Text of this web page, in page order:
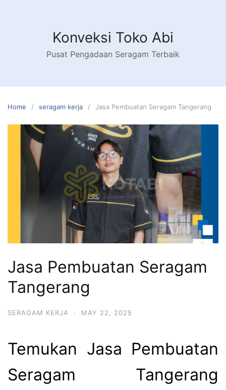
Konveksi Toko Abi
Pusat Pengadaan Seragam Terbaik
Home seragam kerja Jasa Pembuatan Seragam Tangerang
Jasa Pembuatan Seragam
Tangerang
SERAGAM KERJA · MAY 22, 2025
Temukan Jasa Pembuatan
Seragam Tangerang